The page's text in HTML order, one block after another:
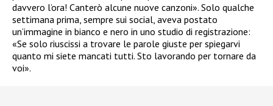
davvero l’ora! Canterò alcune nuove canzoni». Solo qualche
settimana prima, sempre sui social, aveva postato
un’immagine in bianco e nero in uno studio di registrazione:
«Se solo riuscissi a trovare le parole giuste per spiegarvi
quanto mi siete mancati tutti. Sto lavorando per tornare da
voi».